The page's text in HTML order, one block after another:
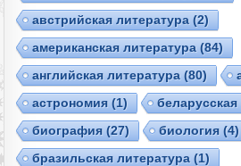
австрийская литература (2)
американская литература (84)
английская литература (80)
астрономия (1)
биография (27) биология (4)
бразильская литература (1)